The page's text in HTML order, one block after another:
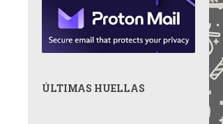
ÚLTIMAS HUELLAS